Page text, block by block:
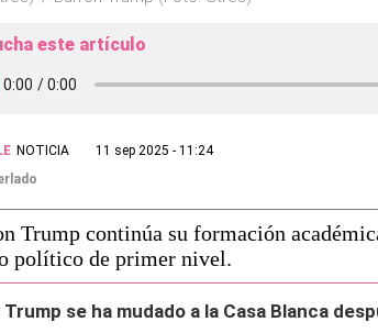
este artículo
NOTICIA
11 sep 2025 - 11:24
Trump continúa su formación
político de primer nivel.
se ha mudado a la Casa Blanca